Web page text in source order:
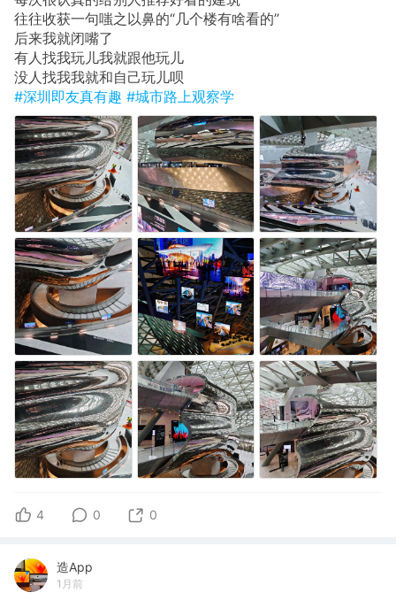
​往往收获一句嗤之以鼻的“几个楼有啥看的”
​后来我就闭嘴了
​有人找我玩儿我就跟他玩儿
​没人找我我就和自己玩儿呗
#深圳即友真有趣 #城市路上观察学
4 0 0
造App
1月前